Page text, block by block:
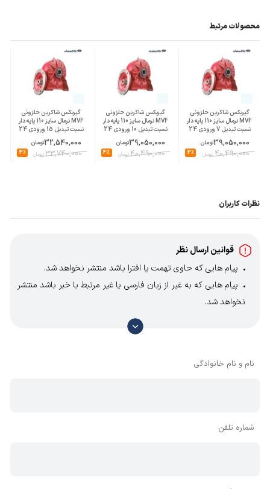
محصولات مرتبط
گیربکس شاکرین حلزونی
MVF نرمال سایز 110 پایه دار
نسبت تبدیل 7 ورودی 24
پوسته چدن
39,050,000تومان
40,490,000تومان 4%
گیربکس شاکرین حلزونی
MVF نرمال سایز 110 پایه دار
نسبت تبدیل 10 ورودی 24
پوسته چدن
39,050,000تومان
40,490,000تومان 4%
گیربکس شاکرین حلزونی
MVF نرمال سایز 110 پایه دار
نسبت تبدیل 15 ورودی 24
پوسته چدن
32,540,000تومان
33,740,000تومان 4%
نظرات کاربران
قوانین ارسال نظر
پیام هایی که حاوی تهمت یا افترا باشد منتشر نخواهد شد.
پیام هایی که به غیر از زبان فارسی یا غیر مرتبط با خبر باشد منتشر
نخواهد شد.
با توجه به آن که امکان موافقت یا مخالفت با محتوای نظرات
وجود دارد، معمولا نظراتی که محتوای مشابه دارند، انتشار نمی‌یابند
نام و نام خانوادگی
شماره تلفن